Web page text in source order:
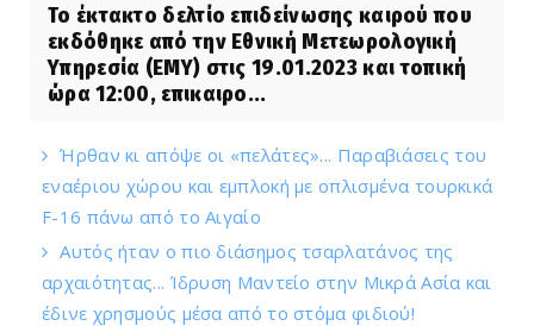
Το έκτακτο δελτίο επιδείνωσης καιρού που
εκδόθηκε από την Εθνική Μετεωρολογική
Υπηρεσία (ΕΜΥ) στις 19.01.2023 και τοπική
ώρα 12:00, επικαιρο...
Ήρθαν κι απόψε οι «πελάτες»... Παραβιάσεις του
εναέριου χώρου και εμπλοκή με οπλισμένα τουρκικά
F-16 πάνω από το Αιγαίο
Αυτός ήταν ο πιο διάσημος τσαρλατάνος της
αρχαιότητας... Ίδρυση Μαντείο στην Μικρά Ασία και
έδινε χρησμούς μέσα από το στόμα φιδιού!